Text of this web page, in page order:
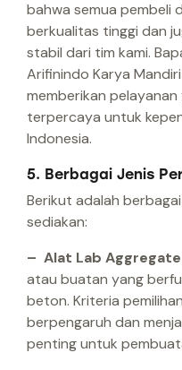
bahwa semua pembeli
berkualitas tinggi dan
stabil dari tim kami.
Arifinindo Karya
memberikan
terpercaya untuk
Indonesia.
5. Berbagai Jenis
Berikut adalah
sediakan:
– Alat Lab Aggregate
atau buatan yang
beton. Kriteria
berpengaruh dan
penting untuk